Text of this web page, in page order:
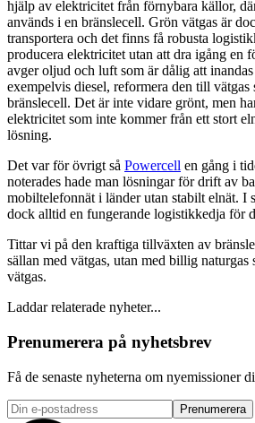
hjälp av elektricitet från förnybara källor,
används i en bränslecell. Grön vätgas är
transportera och det finns få robusta
producera elektricitet utan att dra igång en
avger oljud och luft som är dålig att
exempelvis diesel, reformera den till vätgas
bränslecell. Det är inte vidare grönt, men
elektricitet som inte kommer från ett stort
lösning.
Det var för övrigt så Powercell en gång i
noterades hade man lösningar för drift av
mobiltelefonnät i länder utan stabilt elnät. I
dock alltid en fungerande logistikkedja för
Tittar vi på den kraftiga tillväxten av
sällan med vätgas, utan med billig naturgas
vätgas.
Laddar relaterade nyheter...
Prenumerera på nyhetsbrev
Få de senaste nyheterna om nyemissioner
Prenumerera